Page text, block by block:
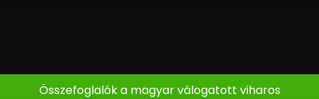
Összefoglalók a magyar válogatott viharos